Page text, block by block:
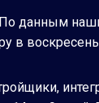
По данным
в